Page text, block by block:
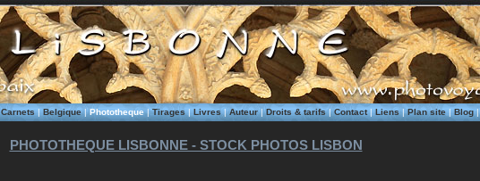
Carnets|Belgique|Phototheque|Tirages|Livres|Auteur|Droits & tarifs|Contact|Liens|Plan site|Blog|
PHOTOTHEQUE LISBONNE - STOCK PHOTOS LISBON